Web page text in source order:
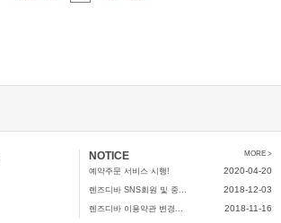
NOTICE MORE >
예약주문 서비스 시행! 2020-04-20
렌즈디바 SNS회원 및 중... 2018-12-03
렌즈디바 이용약관 변경... 2018-11-16